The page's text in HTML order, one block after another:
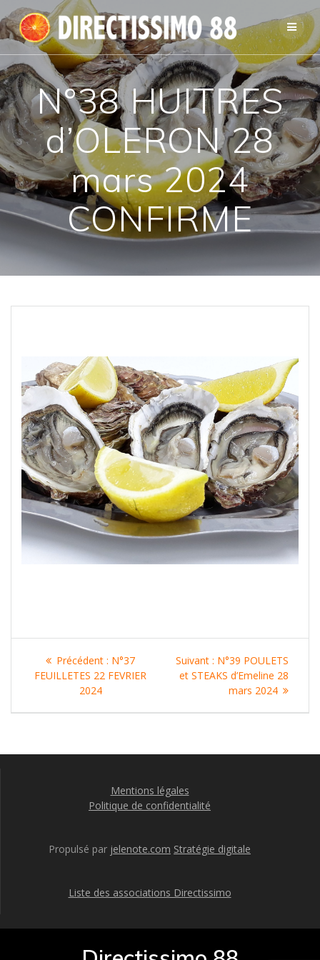
au
contenu
N°38 HUITRES
d’OLERON 28
mars 2024
CONFIRME
Navigation
l’article
Précédent : Article
précédent
N°37
FEUILLETES 22 FEVRIER
2024
Suivant : Article
suivant
N°39 POULETS
et STEAKS d’Emeline 28
mars 2024
Mentions légales
Politique de confidentialité
Propulsé par jelenote.com Stratégie digitale
Liste des associations Directissimo